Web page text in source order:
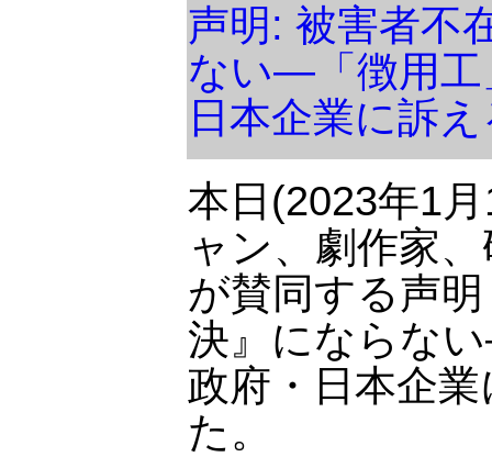
声明: 被害者不
ない―「徴用工
日本企業に訴
本日(2023年1
ャン、劇作家
が賛同する声
決』にならな
政府・日本企
た。